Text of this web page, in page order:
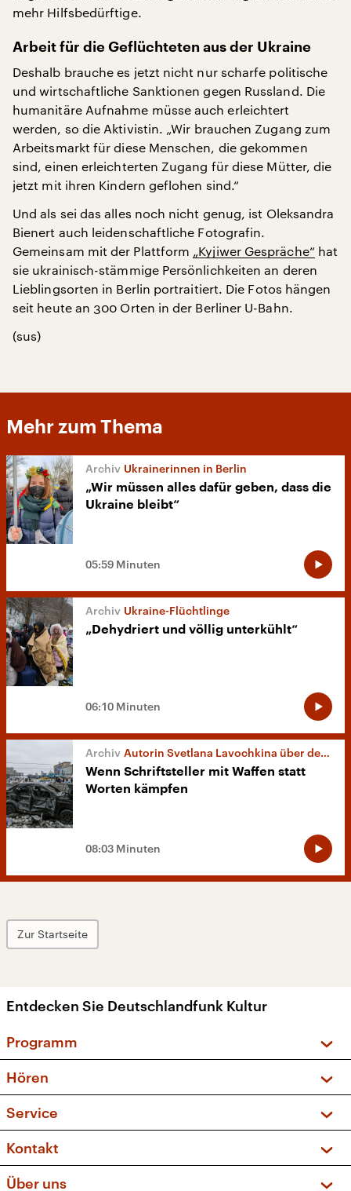
mehr Hilfsbedürftige.
Arbeit für die Geflüchteten aus der Ukraine
Deshalb brauche es jetzt nicht nur scharfe politische
und wirtschaftliche Sanktionen gegen Russland. Die
humanitäre Aufnahme müsse auch erleichtert
werden, so die Aktivistin. „Wir brauchen Zugang zum
Arbeitsmarkt für diese Menschen, die gekommen
sind, einen erleichterten Zugang für diese Mütter, die
jetzt mit ihren Kindern geflohen sind.“
Und als sei das alles noch nicht genug, ist Oleksandra
Bienert auch leidenschaftliche Fotografin.
Gemeinsam mit der Plattform „Kyjiwer Gespräche“ hat
sie ukrainisch-stämmige Persönlichkeiten an deren
Lieblingsorten in Berlin portraitiert. Die Fotos hängen
seit heute an 300 Orten in der Berliner U-Bahn.
(sus)
Mehr zum Thema
Ukrainerinnen in Berlin
„Wir müssen alles dafür geben, dass die
Ukraine bleibt“
05:59 Minuten
Ukraine-Flüchtlinge
„Dehydriert und völlig unterkühlt“
06:10 Minuten
Autorin Svetlana Lavochkina über den Krieg
Wenn Schriftsteller mit Waffen statt
Worten kämpfen
08:03 Minuten
Zur Startseite
Entdecken Sie Deutschlandfunk Kultur
Programm
Sendungen und Podcasts
Musikliste
Kakadu – Das Kinderprogramm
Hören
Frequenzen (UKW + DAB+)
Service
FAQ
Apps
Kontakt
Über uns